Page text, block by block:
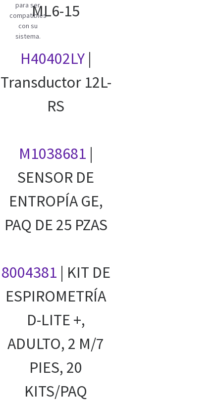
para ser
compatibles
con su
sistema.
ML6-15
H40402LY|
Transductor 12L-
RS
M1038681 |
SENSOR DE
ENTROPÍA GE,
PAQ DE 25 PZAS
8004381 | KIT DE
ESPIROMETRÍA
D-LITE +,
ADULTO, 2 M/7
PIES, 20
KITS/PAQ